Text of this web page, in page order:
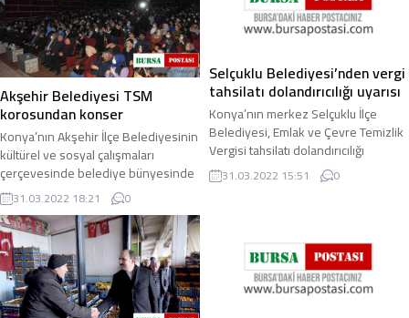
Akşehir Belediyesi TSM
korosundan konser
Konya’nın Akşehir İlçe Belediyesinin
kültürel ve sosyal çalışmaları
çerçevesinde belediye bünyesinde
oluşturulan ve Akşehir Belediyesi
Bando Şefi ...
31.03.2022 18:21 0
Selçuklu Belediyesi’nden vergi
tahsilatı dolandırıcılığı uyarısı
Konya’nın merkez Selçuklu İlçe
Belediyesi, Emlak ve Çevre Temizlik
Vergisi tahsilatı dolandırıcılığı
konusunda vatandaşları uyararak bu
konuda ...
31.03.2022 15:51 0